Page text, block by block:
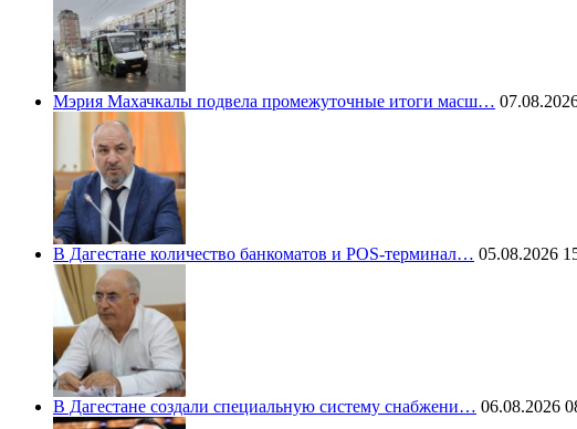
Мэрия Махачкалы подвела промежуточные итоги масш…
В Дагестане количество банкоматов и POS-терминал… 05.08.2026
В Дагестане создали специальную систему снабжени… 06.08.2026